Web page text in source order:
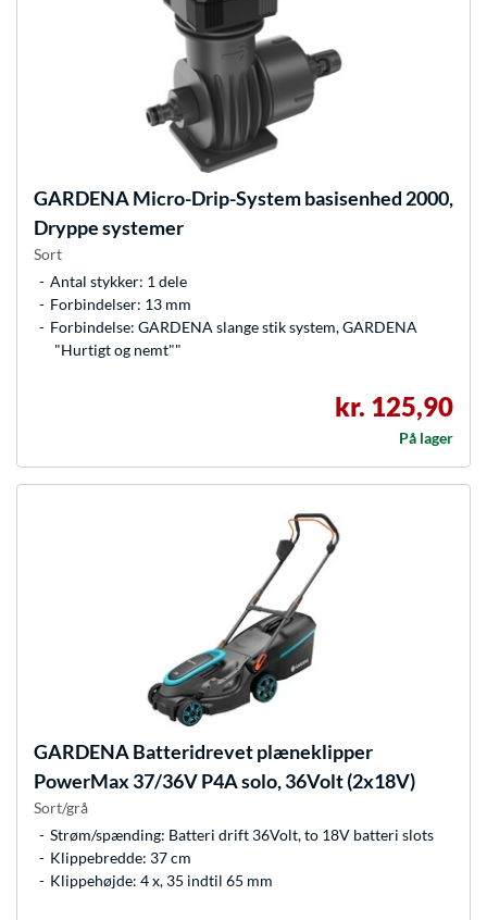
GARDENAMicro-Drip-System basisenhed 2000,
Dryppe systemer
Sort
Antal stykker: 1 dele
Forbindelser: 13 mm
Forbindelse: GARDENA slange stik system, GARDENA
"Hurtigt og nemt""
kr. 125,90
På lager
GARDENABatteridrevet plæneklipper
PowerMax 37/36V P4A solo, 36Volt (2x18V)
Sort/grå
Strøm/spænding: Batteri drift 36Volt, to 18V batteri slots
Klippebredde: 37 cm
Klippehøjde: 4 x, 35 indtil 65 mm